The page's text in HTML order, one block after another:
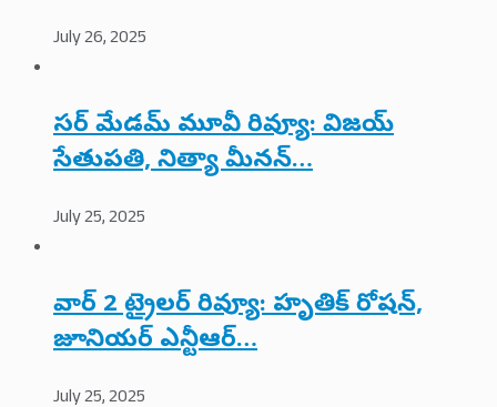
July 26, 2025
సర్ మేడమ్ మూవీ రివ్యూ: విజయ్
సేతుపతి, నిత్యా మీనన్…
July 25, 2025
వార్ 2 ట్రైలర్ రివ్యూ: హృతిక్ రోషన్,
జూనియర్ ఎన్టీఆర్…
July 25, 2025